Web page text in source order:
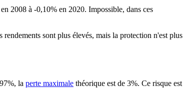
2008 à -0,10% en 2020. Impossible, dans ces
sont plus élevés, mais la protection n'est plus
la perte maximale théorique est de 3%. Ce risque est